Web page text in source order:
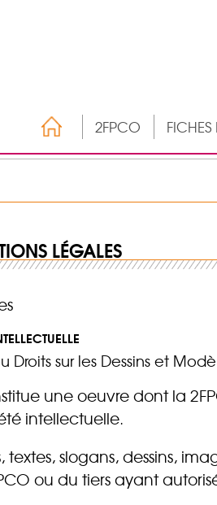
2FPCO
LÉGALES
Droits sur les Dessins et
une oeuvre dont la
intellectuelle.
slogans, dessins,
ou du tiers ayant